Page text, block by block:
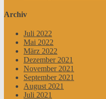
Archiv
Juli 2022
Mai 2022
März 2022
Dezember 2021
November 2021
September 2021
August 2021
Juli 2021